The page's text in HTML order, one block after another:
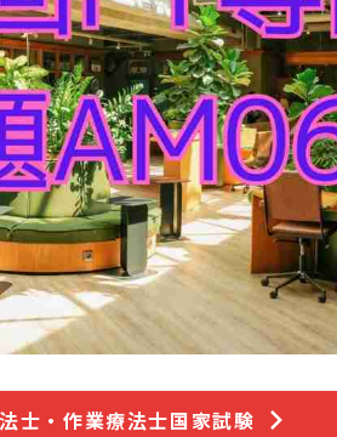
士・作業療法士国家試験